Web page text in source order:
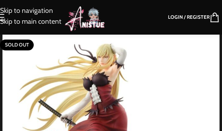
Skip to navigation
Skip to main content
LOGIN / REGISTER
SOLD OUT